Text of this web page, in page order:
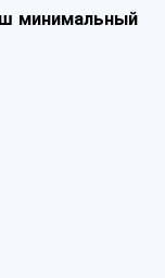
минимальный